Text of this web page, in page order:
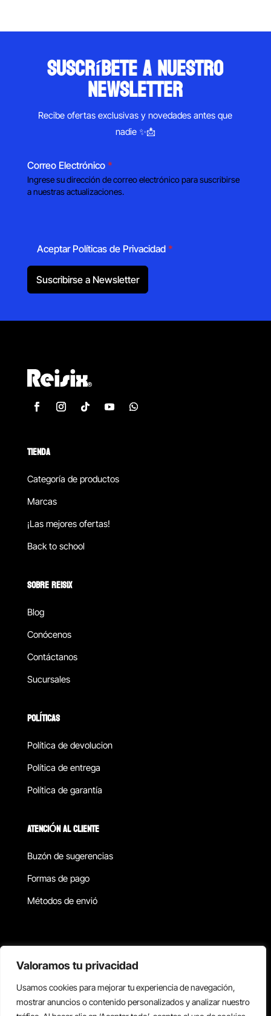
Valoramos tu privacidad
Usamos cookies para mejorar tu experiencia de navegación,
mostrar anuncios o contenido personalizados y analizar nuestro
suscríbete a nuestro
newsletter
Recibe ofertas exclusivas y novedades antes que
nadie ✨📩
Correo Electrónico *
Ingrese su dirección de correo electrónico para suscribirse
a nuestras actualizaciones.
Aceptar Políticas de Privacidad *
Suscribirse a Newsletter
TIENDA
Categoría de productos
Marcas
¡Las mejores ofertas!
Back to school
SOBRE REISIX
Blog
Conócenos
Contáctanos
Sucursales
POLÍTICAS
Política de devolucion
Política de entrega
Política de garantía
ATENCIÓN AL CLIENTE
Buzón de sugerencias
Formas de pago
Métodos de envió
Copyright © 2026 Reisix. Todos los derechos reservados.